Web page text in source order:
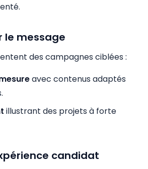
le message
des campagnes ciblées :
avec contenus adaptés
illustrant des projets à forte
candidat